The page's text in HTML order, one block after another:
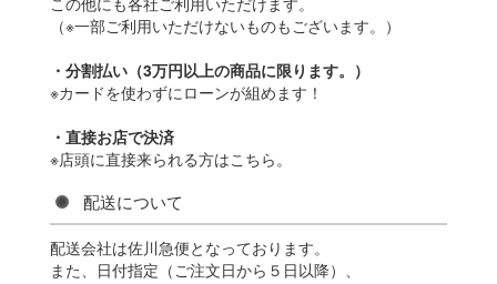
（※一部ご利用いただけないものもございます。）
・分割払い（3万円以上の商品に限ります。）
※カードを使わずにローンが組めます！
・直接お店で決済
※店頭に直接来られる方はこちら。
配送について
配送会社は佐川急便となっております。
また、日付指定（ご注文日から５日以降）、